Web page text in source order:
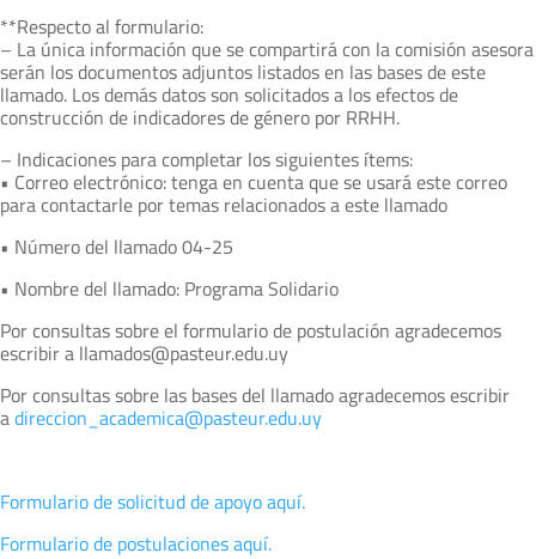
**Respecto al formulario:
– La única información que se compartirá con la comisión asesora
serán los documentos adjuntos listados en las bases de este
llamado. Los demás datos son solicitados a los efectos de
construcción de indicadores de género por RRHH.
– Indicaciones para completar los siguientes ítems:
• Correo electrónico: tenga en cuenta que se usará este correo
para contactarle por temas relacionados a este llamado
• Número del llamado 04-25
• Nombre del llamado: Programa Solidario
Por consultas sobre el formulario de postulación agradecemos
escribir a llamados@pasteur.edu.uy
Por consultas sobre las bases del llamado agradecemos escribir
adireccion_academica@pasteur.edu.uy
Formulario de solicitud de apoyo aquí.
Formulario de postulaciones aquí.